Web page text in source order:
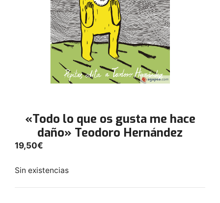
«Todo lo que os gusta me hace
daño» Teodoro Hernández
19,50€
Sin existencias